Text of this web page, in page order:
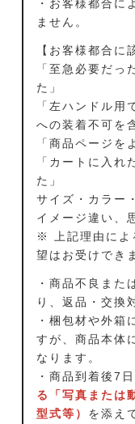
・お客様都合に
ません。
【お客様都合に
「至急必要だっ
た」
「左ハンドル用
への装着不可を
「商品ページを
「カートに入れ
た」
サイズ・カラー
イメージ違い、
※ 上記理由によ
望はお受けでき
・商品不良また
り、返品・交換
・梱包材や外箱
すが、商品本体
なります。
・商品到着後7
る「写真または
型式等） を添え